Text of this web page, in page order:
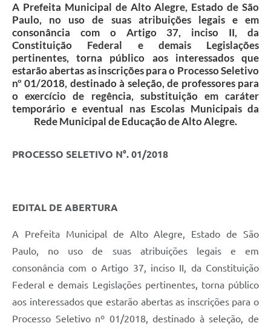
A Prefeita Municipal de Alto Alegre, Estado de São
Paulo, no uso de suas atribuições legais e em
consonância com o Artigo 37, inciso II, da
Constituição Federal e demais Legislações
pertinentes, torna público aos interessados que
estarão abertas as inscrições para o Processo Seletivo
nº 01/2018, destinado à seleção, de professores para
o exercício de regência, substituição em caráter
temporário e eventual nas Escolas Municipais da
Rede Municipal de Educação de Alto Alegre.
PROCESSO SELETIVO N°. 01/2018
EDITAL DE ABERTURA
A Prefeita Municipal de Alto Alegre, Estado de São
Paulo, no uso de suas atribuições legais e em
consonância com o Artigo 37, inciso II, da Constituição
Federal e demais Legislações pertinentes, torna público
aos interessados que estarão abertas as inscrições para o
Processo Seletivo nº 01/2018, destinado à seleção, de